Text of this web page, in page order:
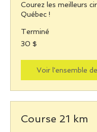
Courez les meilleurs
Québec !
Terminé
30 dollars
canadiens
30 $
Voir l'ensemble
Course 21 km